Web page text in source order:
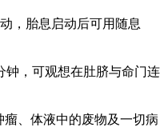
，胎息启动后可用随息
，可观想在肚脐与命门连
、体液中的废物及一切病